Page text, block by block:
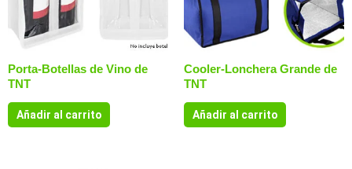
Porta-Botellas de Vino de
TNT
Añadir al carrito
Cooler-Lonchera Grande de
TNT
Añadir al carrito